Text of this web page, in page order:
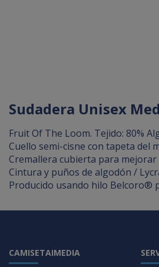
Sudadera Unisex
Fruit Of The Loom. Tejido: 80%
Cuello semi-cisne con tapeta del
Cremallera cubierta para
Cintura y puños de algodón /
Producido usando hilo Belcoro®
CAMISETAIMEDIA